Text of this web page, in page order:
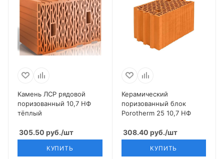
Камень ЛСР рядовой
поризованный 10,7 НФ
тёплый
305.50 руб./шт
КУПИТЬ
Керамический
поризованный блок
Porotherm 25 10,7 НФ
308.40 руб./шт
КУПИТЬ